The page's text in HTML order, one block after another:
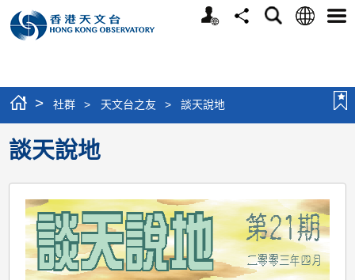
個
分
搜
語
選
> 社群 > 天文台之友 > 談天說地
談天說地